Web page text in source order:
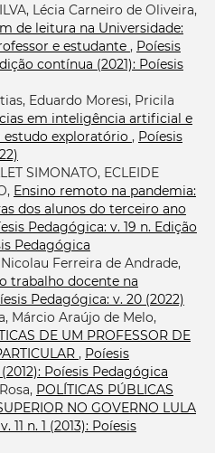
Lécia Carneiro de Oliveira,
de leitura na Universidade:
e estudante , Poíesis
contínua (2021): Poíesis
Eduardo Moresi, Pricila
em inteligência artificial e
estudo exploratório , Poíesis
SIMONATO, ECLEIDE
Ensino remoto na pandemia:
dos alunos do terceiro ano
Pedagógica: v. 19 n. Edição
Pedagógica
Ferreira de Andrade,
trabalho docente na
Pedagógica: v. 20 (2022)
Márcio Araújo de Melo,
DE UM PROFESSOR DE
, Poíesis
Poíesis Pedagógica
POLÍTICAS PÚBLICAS
NO GOVERNO LULA
11 n. 1 (2013): Poíesis